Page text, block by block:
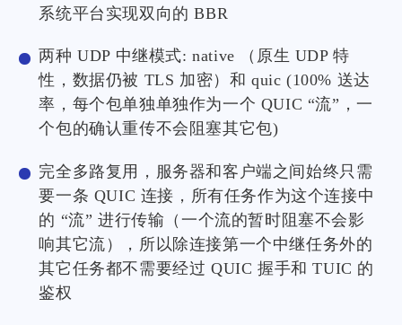
系统平台实现双向的 BBR
两种 UDP 中继模式: native （原生 UDP 特
性，数据仍被 TLS 加密）和 quic (100% 送达
率，每个包单独单独作为一个 QUIC “流”，一
个包的确认重传不会阻塞其它包)
完全多路复用，服务器和客户端之间始终只需
要一条 QUIC 连接，所有任务作为这个连接中
的 “流” 进行传输（一个流的暂时阻塞不会影
响其它流），所以除连接第一个中继任务外的
其它任务都不需要经过 QUIC 握手和 TUIC 的
鉴权